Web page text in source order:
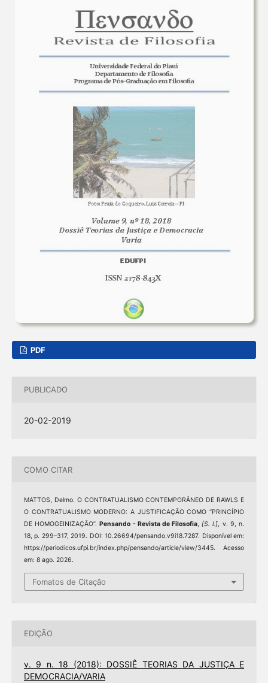
PDF
PUBLICADO
20-02-2019
COMO CITAR
MATTOS, Delmo. O CONTRATUALISMO CONTEMPORÂNEO DE RAWLS E
O CONTRATUALISMO MODERNO: A JUSTIFICAÇÃO COMO “PRINCÍPIO
DE HOMOGEINIZAÇÃO”.Pensando - Revista de Filosofia,[S. l.], v. 9, n.
18, p. 299–317, 2019. DOI: 10.26694/pensando.v9i18.7287. Disponível em:
https://periodicos.ufpi.br/index.php/pensando/article/view/3445. Acesso
em: 8 ago. 2026.
Fomatos de Citação
EDIÇÃO
v. 9 n. 18 (2018): DOSSIÊ TEORIAS DA JUSTIÇA E
DEMOCRACIA/VARIA